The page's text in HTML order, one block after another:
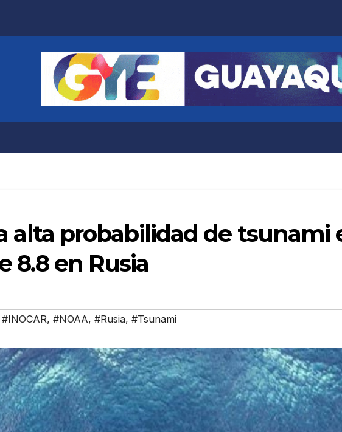
alta probabilidad de tsunami
8.8 en Rusia
#INOCAR, #NOAA, #Rusia, #Tsunami